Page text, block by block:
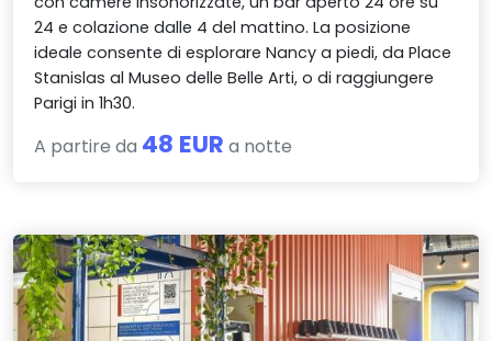
24 e colazione dalle 4 del mattino. La posizione
ideale consente di esplorare Nancy a piedi, da Place
Stanislas al Museo delle Belle Arti, o di raggiungere
Parigi in 1h30.
A partire da 48 EUR a notte